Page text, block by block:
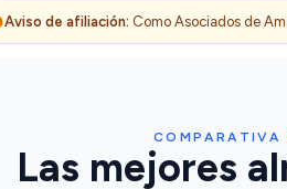
Aviso de afiliación: Como Asociados de
COMPARATIVA
Las mejores